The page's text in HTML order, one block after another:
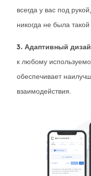
всегда у вас под
никогда не была
3. Адаптивный
к любому
обеспечивает
взаимодействия.